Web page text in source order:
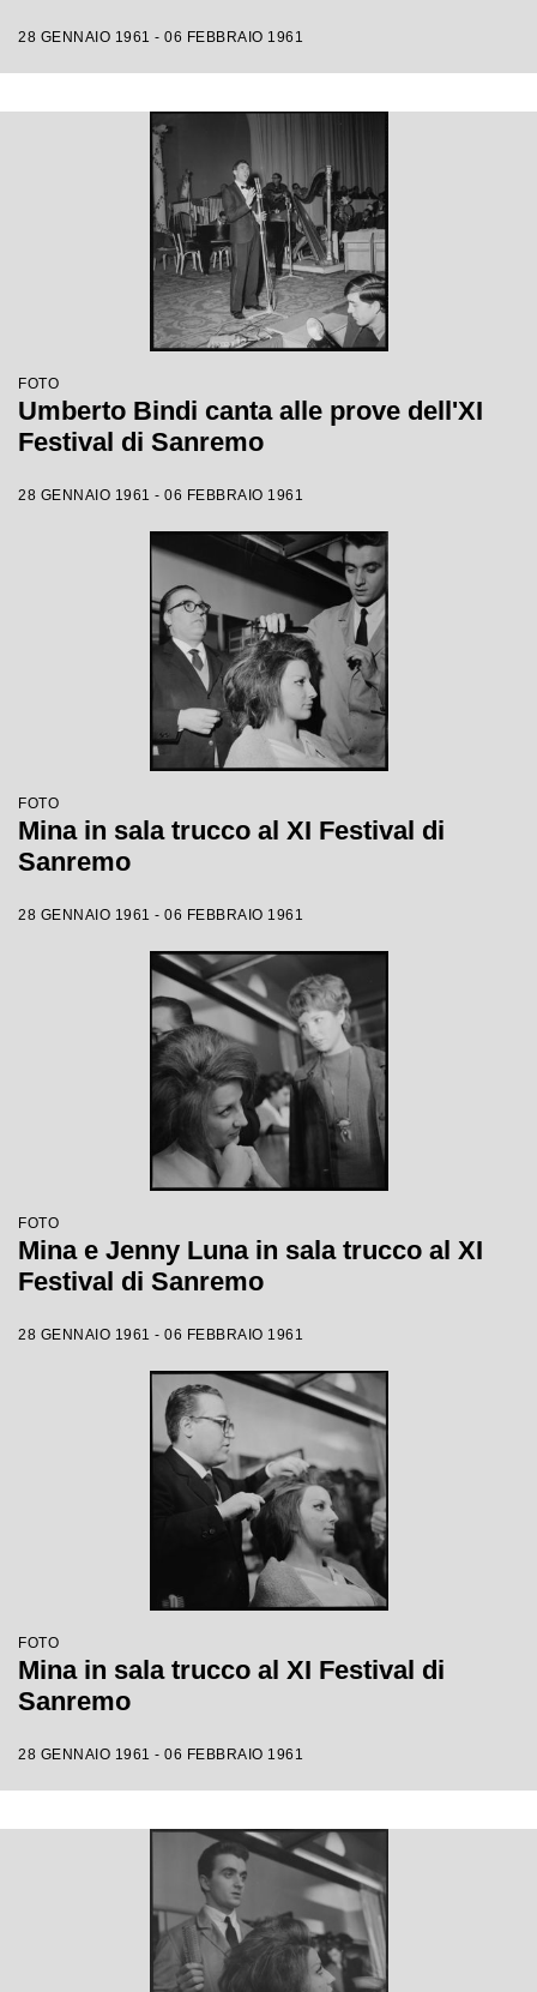
28 GENNAIO 1961 - 06 FEBBRAIO 1961
FOTO
Umberto Bindi canta alle prove dell'XI
Festival di Sanremo
28 GENNAIO 1961 - 06 FEBBRAIO 1961
FOTO
Mina in sala trucco al XI Festival di
Sanremo
28 GENNAIO 1961 - 06 FEBBRAIO 1961
FOTO
Mina e Jenny Luna in sala trucco al XI
Festival di Sanremo
28 GENNAIO 1961 - 06 FEBBRAIO 1961
FOTO
Mina in sala trucco al XI Festival di
Sanremo
28 GENNAIO 1961 - 06 FEBBRAIO 1961